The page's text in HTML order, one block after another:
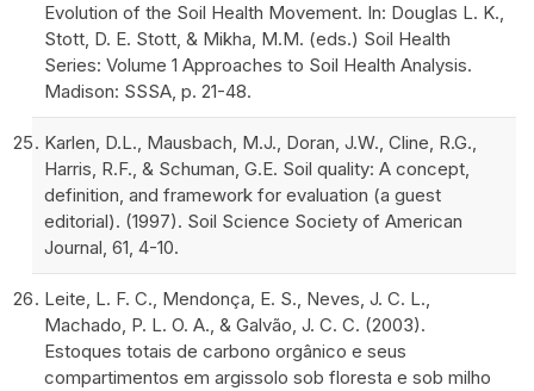
Evolution of the Soil Health Movement. In: Douglas L. K.,
Stott, D. E. Stott, & Mikha, M.M. (eds.) Soil Health
Series: Volume 1 Approaches to Soil Health Analysis.
Madison: SSSA, p. 21-48.
Karlen, D.L., Mausbach, M.J., Doran, J.W., Cline, R.G.,
Harris, R.F., & Schuman, G.E. Soil quality: A concept,
definition, and framework for evaluation (a guest
editorial). (1997). Soil Science Society of American
Journal, 61, 4-10.
Leite, L. F. C., Mendonça, E. S., Neves, J. C. L.,
Machado, P. L. O. A., & Galvão, J. C. C. (2003).
Estoques totais de carbono orgânico e seus
compartimentos em argissolo sob floresta e sob milho